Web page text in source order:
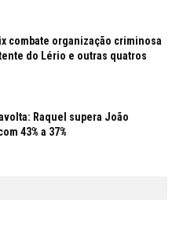
combate organização criminosa
do Lério e outras quatros
Raquel supera João
43% a 37%